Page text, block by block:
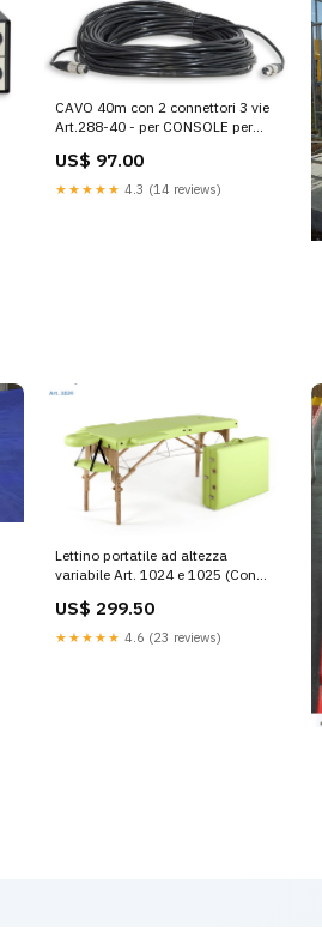
CAVO 40m con 2 connettori 3 vie
Art.288-40 - per CONSOLE per
Calciotto Calcio Ridotto
US$ 97.00
★★★★★ 4.3 (14 reviews)
Lettino portatile ad altezza
variabile Art. 1024 e 1025 (Con
US$ 299.50
★★★★★ 4.6 (23 reviews)